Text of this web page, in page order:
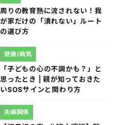
周りの教育熱に流されない！我
が家だけの「潰れない」ルート
の選び方
「子どもの心の不調かも？」と
思ったとき | 親が知っておきた
いSOSサインと関わり方
健康/病気
夫婦関係